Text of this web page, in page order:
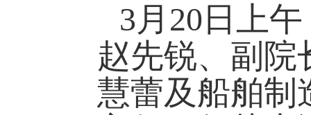
3 月 20 日 上午
赵先锐、副院
慧蕾及 船舶制